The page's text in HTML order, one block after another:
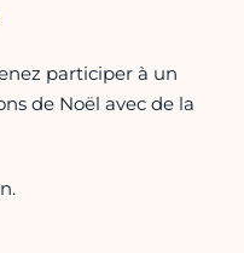
participer à un
de Noël avec de la